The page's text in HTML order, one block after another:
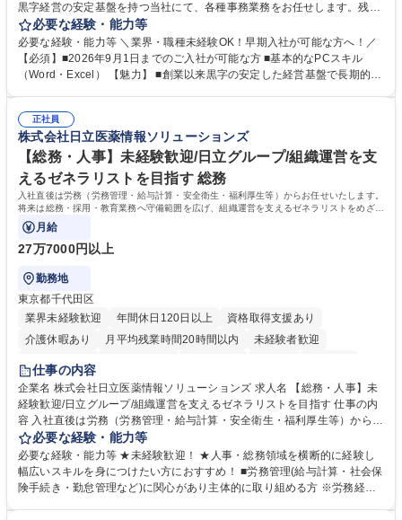
黒字経営の安定基盤を持つ当社にて、各種事務業務をお任せします。残業
がほぼ発生せず、連続した日程の有給取得が可能なため、WLBを整えたい
方にお勧めの環境です！ 入社後はOJTを通じて丁寧に研修を行いますの
で、事務未経験の方でも安心して臨むことができます。 【業務詳細】■電
話・来客対応 ■物件の鍵や社内の備品管理 ■データ入力や書類作成 ■契約
必要な経験・能力等
必要な経験・能力等 ＼業界・職種未経験OK！早期入社が可能な方へ！／
【必須】■2026年9月1日までのご入社が可能な方 ■基本的なPCスキル
（Word・Excel） 【魅力】 ■創業以来黒字の安定した経営基盤で長期的に
のOJTで業務を習得可能、未経験でもしっかりサポート 学歴・資格 学
歴：大学院 大学 高専 短大 語学力： 資格：
正社員
株式会社日立医薬情報ソリューションズ
【総務・人事】未経験歓迎/日立グループ/組織運営を支
えるゼネラリストを目指す 総務
入社直後は労務（労務管理・給与計算・安全衛生・福利厚生等）からお任せいたします。
将来は総務・採用・教育業務へ守備範囲を広げ、組織運営を支えるゼネラリストをめざせ
ます。
月給
27万7000円以上
勤務地
東京都千代田区
業界未経験歓迎
年間休日120日以上
資格取得支援あり
介護休暇あり
月平均残業時間20時間以内
未経験者歓迎
住宅手当あり
育休あり
完全週休2日制 交通費支給 土日祝休み 寮・社宅あり
仕事の内容
企業名 株式会社日立医薬情報ソリューションズ 求人名 【総務・人事】未
経験歓迎/日立グループ/組織運営を支えるゼネラリストを目指す 仕事の内
容 入社直後は労務（労務管理・給与計算・安全衛生・福利厚生等）からお
任せいたします。将来は総務・採用・教育業務へ守備範囲を広げ、組織運
営を支えるゼネラリストをめざせます。 ・初期業務：労働時間管理、給与
計算、社会保険対応、福利厚生管理、安全衛生、健康経営推進等をお任せ
します。ご経験に応じて、休職者管理など、幅広く経験を積んでいただき
必要な経験・能力等
必要な経験・能力等 ★未経験歓迎！ ★人事・総務領域を横断的に経験し
幅広いスキルを身につけたい方におすすめ！ ■労務管理(給与計算・社会保
険手続き・勤怠管理など)に関心があり主体的に取り組める方 ※労務経験